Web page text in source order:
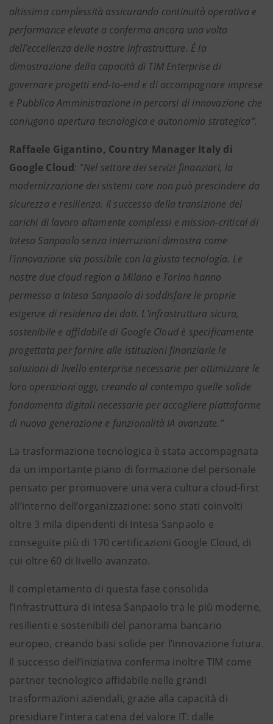
altissima complessità assicurando continuità operativa e
performance elevate a conferma ancora una volta
dell’eccellenza delle nostre infrastrutture. È la
dimostrazione della capacità di TIM Enterprise di
governare progetti end-to-end e di accompagnare imprese
e Pubblica Amministrazione in percorsi di innovazione che
coniugano apertura tecnologica e autonomia strategica”.
Raffaele Gigantino, Country Manager Italy di
Google Cloud: "Nel settore dei servizi finanziari, la
modernizzazione dei sistemi core non può prescindere da
sicurezza e resilienza. Il successo della transizione dei
carichi di lavoro altamente complessi e mission-critical di
Intesa Sanpaolo senza interruzioni dimostra come
l'innovazione sia possibile con la giusta tecnologia. Le
nostre due cloud region a Milano e Torino hanno
permesso a Intesa Sanpaolo di soddisfare le proprie
esigenze di residenza dei dati. L'infrastruttura sicura,
sostenibile e affidabile di Google Cloud è specificamente
progettata per fornire alle istituzioni finanziarie le
soluzioni di livello enterprise necessarie per ottimizzare le
loro operazioni oggi, creando al contempo quelle solide
fondamenta digitali necessarie per accogliere piattaforme
di nuova generazione e funzionalità IA avanzate."
La trasformazione tecnologica è stata accompagnata
da un importante piano di formazione del personale
pensato per promuovere una vera cultura cloud-first
all’interno dell’organizzazione: sono stati coinvolti
oltre 3 mila dipendenti di Intesa Sanpaolo e
conseguite più di 170 certificazioni Google Cloud, di
cui oltre 60 di livello avanzato.
Il completamento di questa fase consolida
l’infrastruttura di Intesa Sanpaolo tra le più moderne,
resilienti e sostenibili del panorama bancario
europeo, creando basi solide per l’innovazione futura.
Il successo dell’iniziativa conferma inoltre TIM come
partner tecnologico affidabile nelle grandi
trasformazioni aziendali, grazie alla capacità di
presidiare l’intera catena del valore IT: dalle